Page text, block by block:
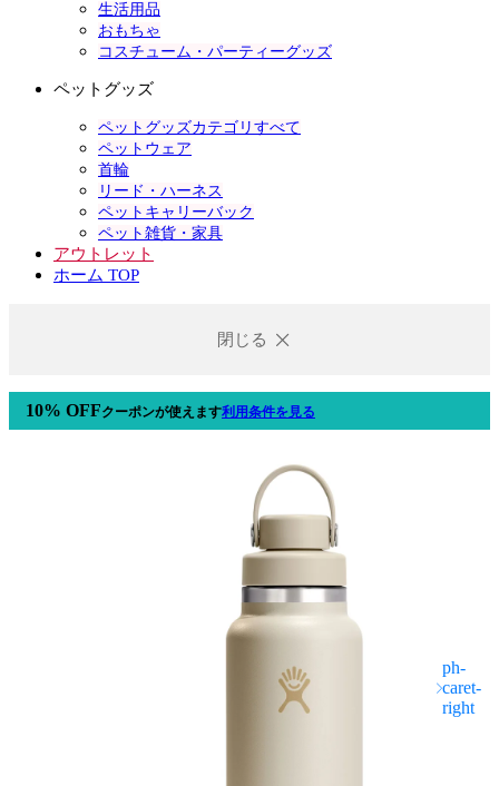
生活用品
おもちゃ
コスチューム・パーティーグッズ
ペットグッズ
ペットグッズカテゴリすべて
ペットウェア
首輪
リード・ハーネス
ペットキャリーバック
ペット雑貨・家具
アウトレット
ホーム TOP
閉じる
10% OFFクーポンが使えます利用条件を見る